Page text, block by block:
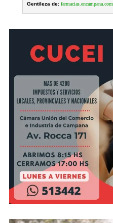
Gentileza de: farmacias.encampana.com